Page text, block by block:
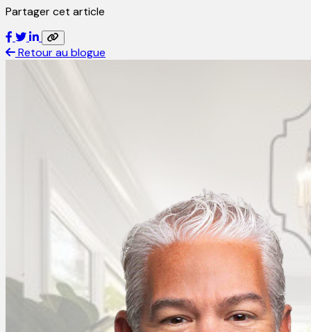
Partager cet article
Retour au blogue